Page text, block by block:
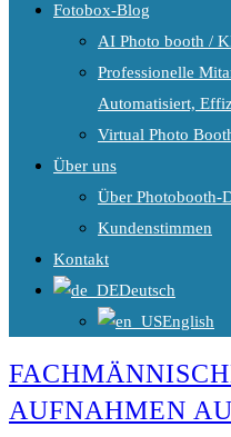
Fotobox-Blog
AI Photo booth /
Professionelle
Automatisiert,
Virtual Photo
Über uns
Über Photobooth-
Kundenstimmen
Kontakt
Deutsch
English
AUFNAHMEN